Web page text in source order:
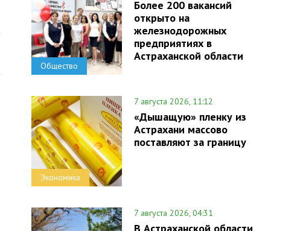
Общество
Более 200 вакансий
открыто на
железнодорожных
предприятиях в
Астраханской области
Экономика
7 августа 2026, 11:12
«Дышащую» пленку из
Астрахани массово
поставляют за границу
7 августа 2026, 04:31